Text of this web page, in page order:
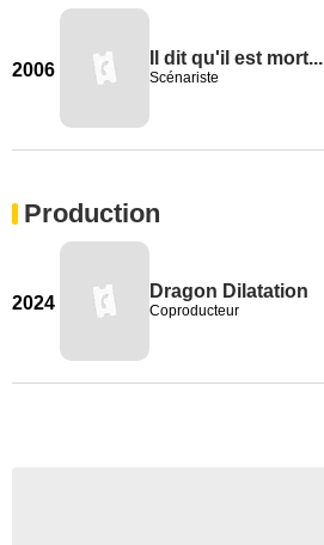
2006
Il dit qu'il est mort...
Scénariste
Production
2024
Dragon Dilatation
Coproducteur